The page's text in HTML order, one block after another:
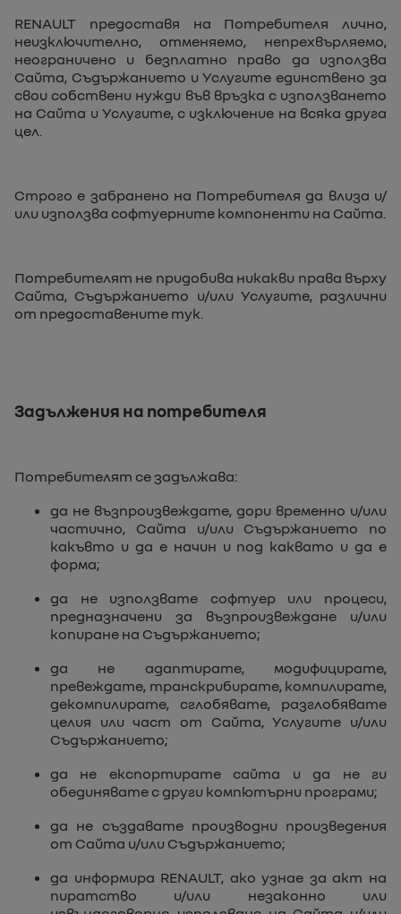
RENAULT предоставя на Потребителя лично,
неизключително, отменяемо, непрехвърляемо,
неограничено и безплатно право да използва
Сайта, Съдържанието и Услугите единствено за
свои собствени нужди във връзка с използването
на Сайта и Услугите, с изключение на всяка друга
цел.
Строго е забранено на Потребителя да влиза и/
или използва софтуерните компоненти на Сайта.
Потребителят не придобива никакви права върху
Сайта, Съдържанието и/или Услугите, различни
от предоставените тук.
Задължения на потребителя
Потребителят се задължава:
да не възпроизвеждате, дори временно и/или
частично, Сайта и/или Съдържанието по
какъвто и да е начин и под каквато и да е
форма;
да не използвате софтуер или процеси,
предназначени за възпроизвеждане и/или
копиране на Съдържанието;
да не адаптирате, модифицирате,
превеждате, транскрибирате, компилирате,
декомпилирате, сглобявате, разглобявате
целия или част от Сайта, Услугите и/или
Съдържанието;
да не експортирате сайта и да не ги
обединявате с други компютърни програми;
да не създавате производни произведения
от Сайта и/или Съдържанието;
да информира RENAULT, ако узнае за акт на
пиратство и/или незаконно или